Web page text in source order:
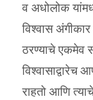
व अधोलोक
विश्वास
ठरण्याचे एकमेव
विश्वासाद्वारेच
राहतो आणि